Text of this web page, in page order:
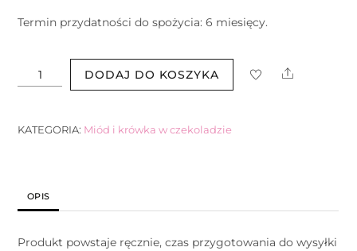
Termin przydatności do spożycia: 6 miesięcy.
ilość
Krówka
mlecznej
DODAJ DO KOSZYKA Share
KATEGORIA: Miód i krówka w czekoladzie
OPIS
Produkt powstaje ręcznie, czas przygotowania do wysyłki